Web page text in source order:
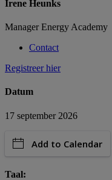
Irene Heunks
Manager Energy Academy
Contact
Registreer hier
Datum
17 september 2026
Add to Calendar
Taal: